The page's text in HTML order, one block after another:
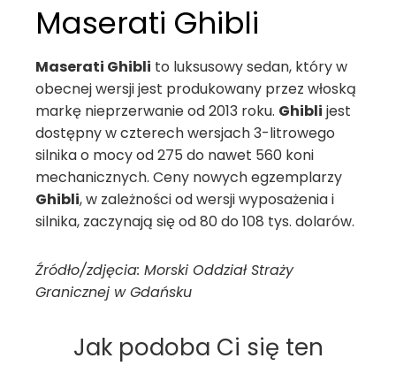
Maserati Ghibli
Maserati Ghibli to luksusowy sedan, który w
obecnej wersji jest produkowany przez włoską
markę nieprzerwanie od 2013 roku. Ghibli jest
dostępny w czterech wersjach 3-litrowego
silnika o mocy od 275 do nawet 560 koni
mechanicznych. Ceny nowych egzemplarzy
Ghibli, w zależności od wersji wyposażenia i
silnika, zaczynają się od 80 do 108 tys. dolarów.
Źródło/zdjęcia: Morski Oddział Straży
Granicznej w Gdańsku
Jak podoba Ci się ten